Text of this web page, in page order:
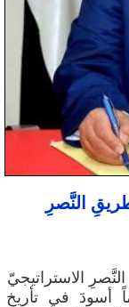
النَّصرِ
الاستراتيجيّ
فبراير / 2026 م يوماً أسودَ في تأريخ